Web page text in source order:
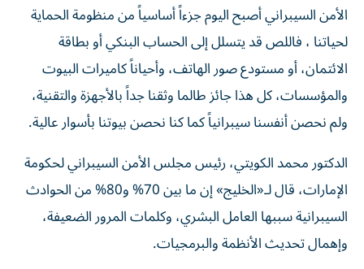
الأمن السيبراني أصبح اليوم جزءاً أساسياً من منظومة الحماية
لحياتنا ، فاللص قد يتسلل إلى الحساب البنكي أو بطاقة
الائتمان، أو مستودع صور الهاتف، وأحياناً كاميرات البيوت
والمؤسسات، كل هذا جائز طالما وثقنا جداً بالأجهزة والتقنية،
ولم نحصن أنفسنا سيبرانياً كما كنا نحصن بيوتنا بأسوار عالية.
الدكتور محمد الكويتي، رئيس مجلس الأمن السيبراني لحكومة
الإمارات، قال لـ«الخليج» إن ما بين 70% و80% من الحوادث
السيبرانية سببها العامل البشري، وكلمات المرور الضعيفة،
وإهمال تحديث الأنظمة والبرمجيات.